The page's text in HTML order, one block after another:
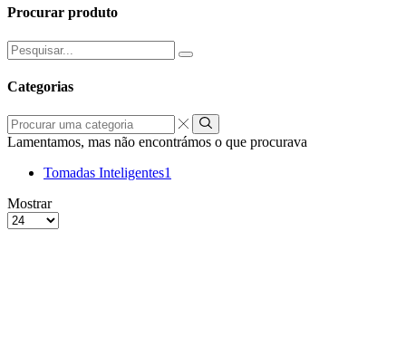
Procurar produto
Pesquisar
por:
Categorias
Procurar
uma
categoria
Lamentamos, mas não encontrámos o que procurava
Tomadas Inteligentes1
grelha
de
Lista
Mostrar
Produtos